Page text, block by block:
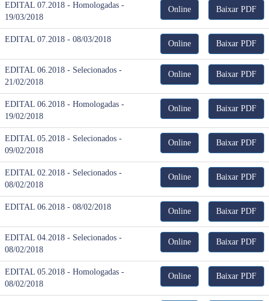
EDITAL 07.2018 - Homologadas -
19/03/2018
Online Baixar PDF
EDITAL 07.2018 - 08/03/2018 Online Baixar PDF
EDITAL 06.2018 - Selecionados -
21/02/2018
Online Baixar PDF
EDITAL 06.2018 - Homologadas -
19/02/2018
Online Baixar PDF
EDITAL 05.2018 - Selecionados -
09/02/2018
Online Baixar PDF
EDITAL 02.2018 - Selecionados -
08/02/2018
Online Baixar PDF
EDITAL 06.2018 - 08/02/2018 Online Baixar PDF
EDITAL 04.2018 - Selecionados -
08/02/2018
Online Baixar PDF
EDITAL 05.2018 - Homologadas -
08/02/2018
Online Baixar PDF